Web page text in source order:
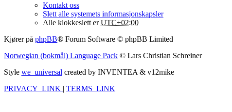
Kontakt oss
Slett alle systemets informasjonskapsler
Alle klokkeslett erUTC+02:00
Kjører på phpBB® Forum Software © phpBB Limited
Norwegian (bokmål) Language Pack © Lars Christian Schreiner
Style we_universal created by INVENTEA & v12mike
PRIVACY_LINK | TERMS_LINK